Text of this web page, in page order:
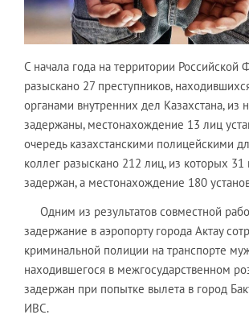
С начала года на территории Российской
разыскано 27 преступников,
органами внутренних дел Казахстана, из
задержаны, местонахождение 13 лиц
очередь казахстанскими полицейскими
коллег разыскано 212 лиц, из которых 31
задержан, а местонахождение 180
Одним из результатов совместной
задержание в аэропорту города Актау
криминальной полиции на транспорте
находившегося в межгосударственном
задержан при попытке вылета в город
ИВС.